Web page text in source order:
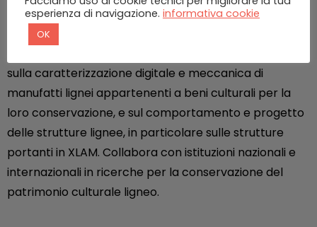
l’Università di Firenze. Ha conseguito il titolo di Doctor
Europaeus per il Dottorato di Ricerca in Scienza del
sulla caratterizzazione digitale e meccanica di
manufatti lignei appartenenti a beni culturali per la
loro conservazione, e sul comportamento e progetto
delle strutture lignee, in particolare sulle strutture
portanti in XLAM. Collabora con istituzioni nazionali e
internazionali in ricerche per la conservazione del
patrimonio culturale ligneo.
esperienza di navigazione. informativa cookie
OK